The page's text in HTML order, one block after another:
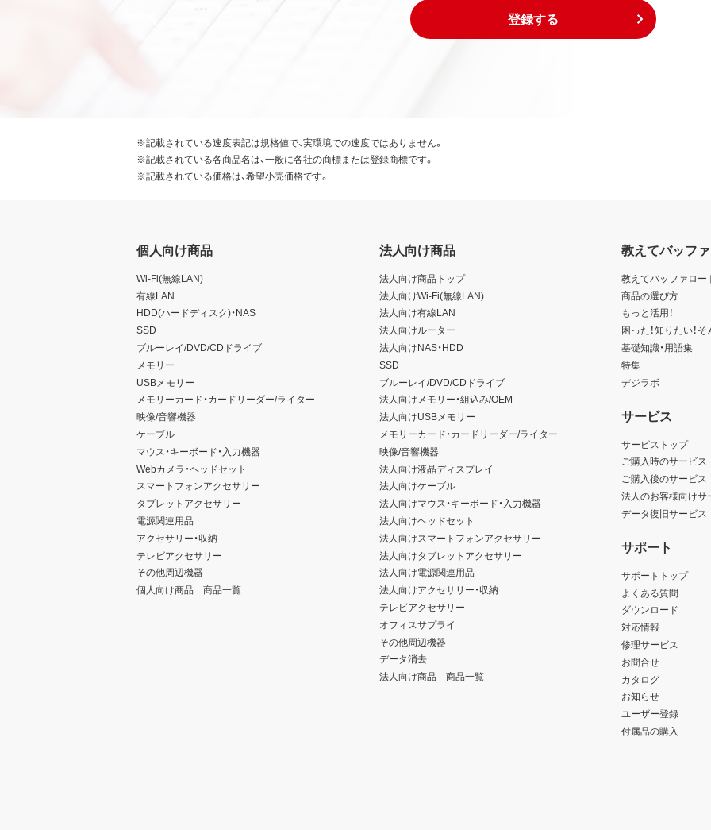
登録する
※記載されている速度表記は規格値で、実環境での速度ではありません。
※記載されている各商品名は、一般に各社の商標または登録商標です。
※記載されている価格は、希望小売価格です。
個人向け商品
Wi-Fi(無線LAN)
有線LAN
HDD(ハードディスク)・NAS
SSD
ブルーレイ/DVD/CDドライブ
メモリー
USBメモリー
メモリーカード・カードリーダー/ライター
映像/音響機器
ケーブル
マウス・キーボード・入力機器
Webカメラ・ヘッドセット
スマートフォンアクセサリー
タブレットアクセサリー
電源関連用品
アクセサリー・収納
テレビアクセサリー
その他周辺機器
個人向け商品 商品一覧
法人向け商品
法人向け商品トップ
法人向けWi-Fi(無線LAN)
法人向け有線LAN
法人向けルーター
法人向けNAS・HDD
SSD
ブルーレイ/DVD/CDドライブ
法人向けメモリー・組込み/OEM
法人向けUSBメモリー
メモリーカード・カードリーダー/ライター
映像/音響機器
法人向け液晶ディスプレイ
法人向けケーブル
法人向けマウス・キーボード・入力機器
法人向けヘッドセット
法人向けスマートフォンアクセサリー
法人向けタブレットアクセサリー
法人向け電源関連用品
法人向けアクセサリー・収納
テレビアクセサリー
オフィスサプライ
その他周辺機器
データ消去
法人向け商品 商品一覧
教えてバッフ
教えてバッファロー
商品の選び方
もっと活用！
困った！知りたい！
基礎知識・用語集
特集
デジラボ
サービス
サービストップ
ご購入時のサービス
ご購入後のサービス
法人のお客様向けサ
データ復旧サービス
サポート
サポートトップ
よくある質問
ダウンロード
対応情報
修理サービス
お問合せ
カタログ
お知らせ
ユーザー登録
付属品の購入